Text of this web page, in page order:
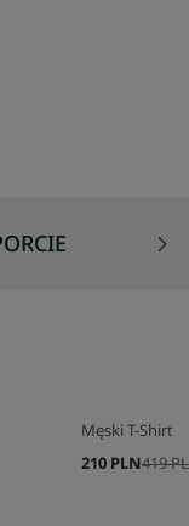
Męski T-Shirt
419
210 PLN